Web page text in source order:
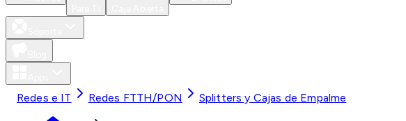
Redes e IT Redes FTTH/PON Splitters y Cajas de Empalme